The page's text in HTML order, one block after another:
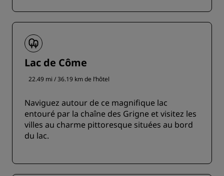
Lac de Côme
22.49 mi / 36.19 km de l’hôtel
Naviguez autour de ce magnifique lac
entouré par la chaîne des Grigne et visitez les
villes au charme pittoresque situées au bord
du lac.